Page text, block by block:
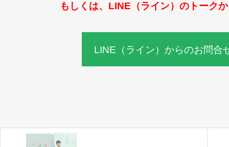
もしくは、LINE（ライン）のトーク
LINE（ライン）からのお問合